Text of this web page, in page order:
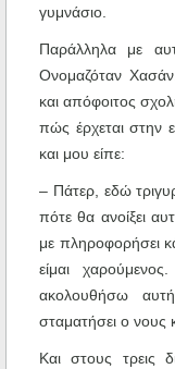
γυμνάσιο.
Παράλληλα με
Ονομαζόταν
και απόφοιτος
πώς έρχεται στην
και μου είπε:
– Πάτερ, εδώ
πότε θα ανοίξει
με πληροφορήσει
είμαι
ακολουθήσω
σταματήσει ο νους
Και στους τρεις